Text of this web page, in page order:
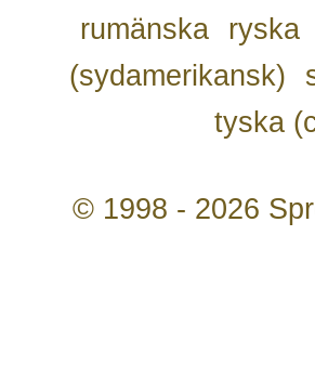
rumänska
ryska
(sydamerikansk)
tyska
© 1998 - 2026